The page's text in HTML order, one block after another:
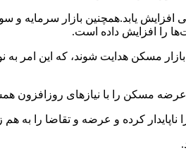
یابد.همچنین بازار سرمایه و
را افزایش داده است.
مسکن هدایت شوند، که این امر به
مسکن را با نیازهای روزافزون
کرده و عرضه و تقاضا را به